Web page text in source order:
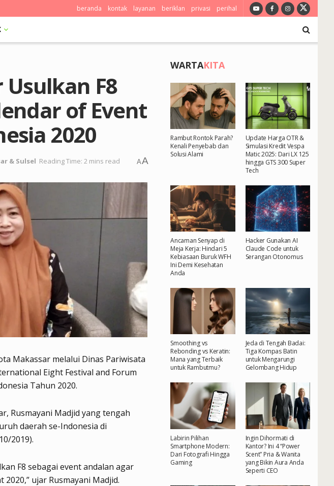
beranda kontak layanan beriklan privasi perihal
F8
of Event
2020
& Sulsel Reading Time: 2 mins read AA
Makassar melalui Dinas Pariwisata
Eight Festival and Forum
Tahun 2020.
Rusmayani Madjid yang tengah
daerah se-Indonesia di
2019).
F8 sebagai event andalan agar
ujar Rusmayani Madjid.
WARTAKITA
Rambut Rontok Parah?
Kenali Penyebab dan
Solusi Alami
Update Harga OTR &
Simulasi Kredit Vespa
Matic 2025: Dari LX 125
hingga GTS 300 Super
Tech
Ancaman Senyap di
Meja Kerja: Hindari 5
Kebiasaan Buruk WFH
Ini Demi Kesehatan
Anda
Hacker Gunakan AI
Claude Code untuk
Serangan Otonomus
Smoothing vs
Rebonding vs Keratin:
Mana yang Terbaik
untuk Rambutmu?
Jeda di Tengah Badai:
Tiga Kompas Batin
untuk Mengarungi
Gelombang Hidup
Labirin Pilihan
Smartphone Modern:
Dari Fotografi Hingga
Gaming
Ingin Dihormati di
Kantor? Ini 4 “Power
Scent” Pria & Wanita
yang Bikin Aura Anda
Seperti CEO